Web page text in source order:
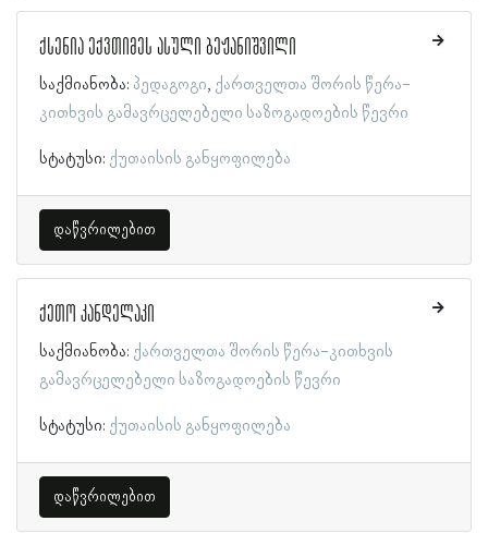
ქსენია ექვთიმეს ასული ბეჟანიშვილი
საქმიანობა: პედაგოგი ქართველთა შორის წერა-
კითხვის გამავრცელებელი საზოგადოების წევრი
სტატუსი: ქუთაისის განყოფილება
დაწვრილებით
ქეთო კანდელაკი
საქმიანობა: ქართველთა შორის წერა-კითხვის
გამავრცელებელი საზოგადოების წევრი
სტატუსი: ქუთაისის განყოფილება
დაწვრილებით